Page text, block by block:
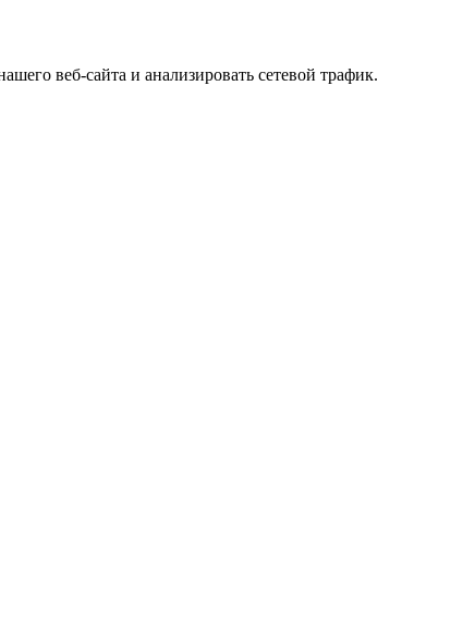
веб-сайта и анализировать сетевой трафик.